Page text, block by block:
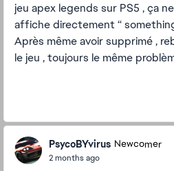
jeu apex legends sur PS5 , ça
affiche directement “
Après même avoir supprimé ,
le jeu , toujours le même
PsycoBYvirus Newcomer
2 months ago